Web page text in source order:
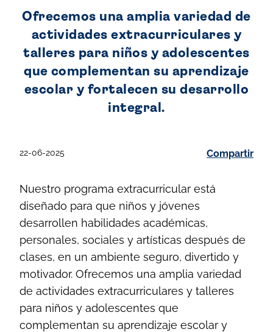
Ofrecemos una amplia variedad de
actividades extracurriculares y
talleres para niños y adolescentes
que complementan su aprendizaje
escolar y fortalecen su desarrollo
integral.
22-06-2025 Compartir
Nuestro programa extracurricular está
diseñado para que niños y jóvenes
desarrollen habilidades académicas,
personales, sociales y artísticas después de
clases, en un ambiente seguro, divertido y
motivador. Ofrecemos una amplia variedad
de actividades extracurriculares y talleres
para niños y adolescentes que
complementan su aprendizaje escolar y